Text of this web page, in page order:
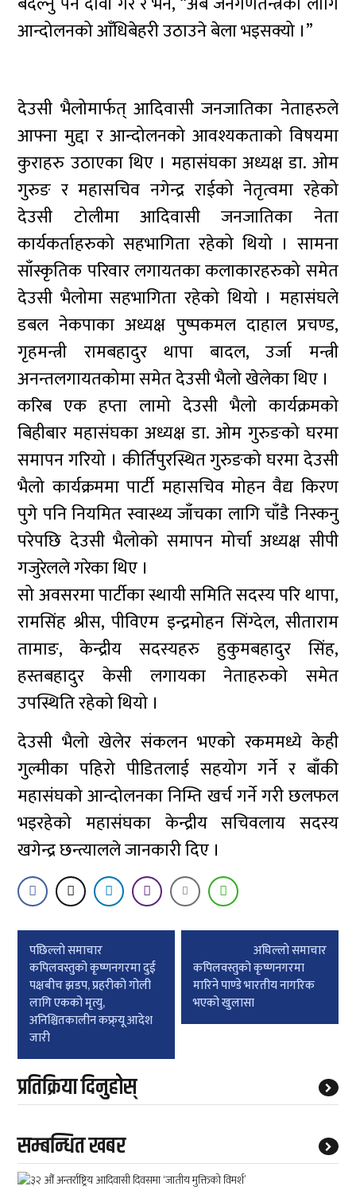
आन्दोलनको आँधिबेहरी उठाउने बेला भइसक्यो ।”
देउसी भैलोमार्फत् आदिवासी जनजातिका नेताहरुले
आफ्ना मुद्दा र आन्दोलनको आवश्यकताको विषयमा
कुराहरु उठाएका थिए । महासंघका अध्यक्ष डा. ओम
गुरुङ र महासचिव नगेन्द्र राईको नेतृत्वमा रहेको
देउसी टोलीमा आदिवासी जनजातिका नेता
कार्यकर्ताहरुको सहभागिता रहेको थियो । सामना
साँस्कृतिक परिवार लगायतका कलाकारहरुको समेत
देउसी भैलोमा सहभागिता रहेको थियो । महासंघले
डबल नेकपाका अध्यक्ष पुष्पकमल दाहाल प्रचण्ड,
गृहमन्त्री रामबहादुर थापा बादल, उर्जा मन्त्री
अनन्तलगायतकोमा समेत देउसी भैलो खेलेका थिए ।
करिब एक हप्ता लामो देउसी भैलो कार्यक्रमको
बिहीबार महासंघका अध्यक्ष डा. ओम गुरुङको घरमा
समापन गरियो । कीर्तिपुरस्थित गुरुङको घरमा देउसी
भैलो कार्यक्रममा पार्टी महासचिव मोहन वैद्य किरण
पुगे पनि नियमित स्वास्थ्य जाँचका लागि चाँडै निस्कनु
परेपछि देउसी भैलोको समापन मोर्चा अध्यक्ष सीपी
गजुरेलले गरेका थिए ।
सो अवसरमा पार्टीका स्थायी समिति सदस्य परि थापा,
रामसिंह श्रीस, पीविएम इन्द्रमोहन सिंग्देल, सीताराम
तामाङ, केन्द्रीय सदस्यहरु हुकुमबहादुर सिंह,
हस्तबहादुर केसी लगायका नेताहरुको समेत
उपस्थिति रहेको थियो ।
देउसी भैलो खेलेर संकलन भएको रकममध्ये केही
गुल्मीका पहिरो पीडितलाई सहयोग गर्ने र बाँकी
महासंघको आन्दोलनका निम्ति खर्च गर्ने गरी छलफल
भइरहेको महासंघका केन्द्रीय सचिवलाय सदस्य
खगेन्द्र छन्त्यालले जानकारी दिए ।
Post
navigation
पछिल्लाे समाचार
कपिलवस्तुको कृष्णनगरमा दुई
पक्षबीच झडप, प्रहरीको गोली
लागि एकको मृत्यु,
अनिश्चितकालीन कफ्र्यू आदेश
जारी
अघिल्लाे समाचार
कपिलवस्तुको कृष्णनगरमा
मारिने पाण्डे भारतीय नागरिक
भएको खुलासा
प्रतिक्रिया दिनुहोस्
सम्बन्धित खबर